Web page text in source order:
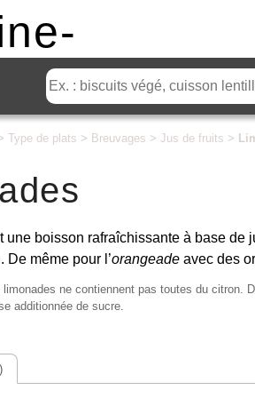
Type de plats > Breuvages > Jus de fruits >
une boisson rafraîchissante à base de
De même pour l’orangeade avec des
ne contiennent pas toutes du citron.
additionnée de sucre.